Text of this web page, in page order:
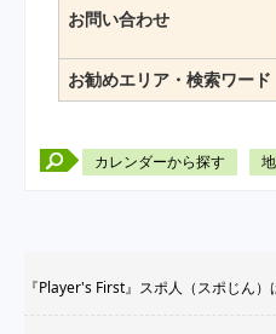
お問い合わせ
お勧めエリア・検索ワード
カレンダーから探す
『Player's First』スポ人（スポじん